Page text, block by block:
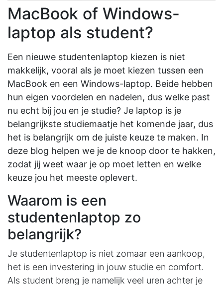
MacBook of Windows-
laptop als student?
Een nieuwe studentenlaptop kiezen is niet
makkelijk, vooral als je moet kiezen tussen een
MacBook en een Windows-laptop. Beide hebben
hun eigen voordelen en nadelen, dus welke past
nu echt bij jou en je studie? Je laptop is je
belangrijkste studiemaatje het komende jaar, dus
het is belangrijk om de juiste keuze te maken. In
deze blog helpen we je de knoop door te hakken,
zodat jij weet waar je op moet letten en welke
keuze jou het meeste oplevert.
Waarom is een
studentenlaptop zo
belangrijk?
Je studentenlaptop is niet zomaar een aankoop,
het is een investering in jouw studie en comfort.
Als student breng je namelijk veel uren achter je